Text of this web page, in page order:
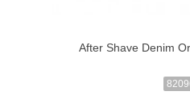
After Shave Denim